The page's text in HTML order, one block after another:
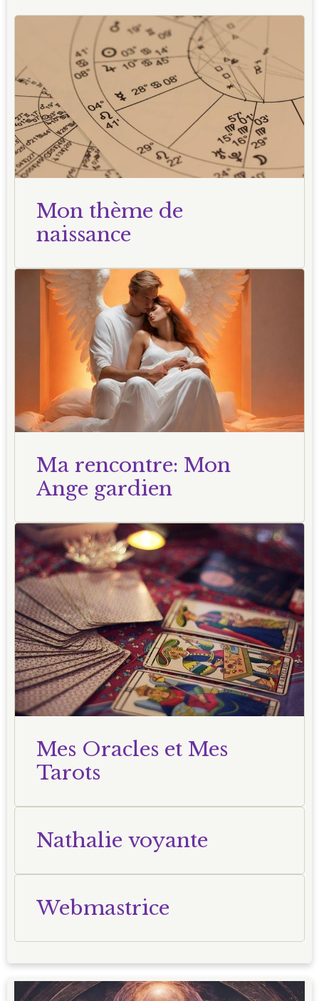
Mon thème de
naissance
Ma rencontre: Mon
Ange gardien
Mes Oracles et Mes
Tarots
Nathalie voyante
Webmastrice